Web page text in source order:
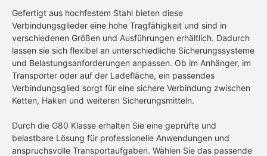
Gefertigt aus hochfestem Stahl bieten diese
Verbindungsglieder eine hohe Tragfähigkeit und sind in
verschiedenen Größen und Ausführungen erhältlich. Dadurch
lassen sie sich flexibel an unterschiedliche Sicherungssysteme
und Belastungsanforderungen anpassen. Ob im Anhänger, im
Transporter oder auf der Ladefläche, ein passendes
Verbindungsglied sorgt für eine sichere Verbindung zwischen
Ketten, Haken und weiteren Sicherungsmitteln.
Durch die G80 Klasse erhalten Sie eine geprüfte und
belastbare Lösung für professionelle Anwendungen und
anspruchsvolle Transportaufgaben. Wählen Sie das passende